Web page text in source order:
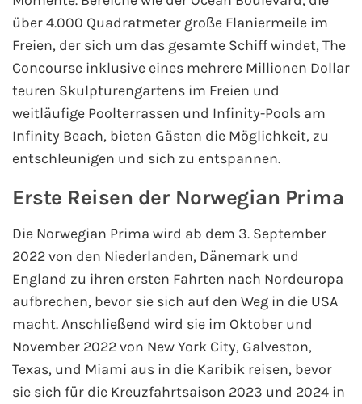
Flusskreuzfahrten
A-ROSA Flusskreuzfahrten
VIVA Cruises Flusskreuzfahrten
nicko cruises Flusskreuzfahrten
Plantours Flusskreuzfahrten
Phoenix Reisen Flusskreuzfahrten
Last Minute Flusskreuzfahrten
Fähren
Fähre buchen
über 4.000 Quadratmeter große Flaniermeile im
Freien, der sich um das gesamte Schiff windet, The
Concourse inklusive eines mehrere Millionen Dollar
teuren Skulpturengartens im Freien und
weitläufige Poolterrassen und Infinity-Pools am
Infinity Beach, bieten Gästen die Möglichkeit, zu
entschleunigen und sich zu entspannen.
Erste Reisen der Norwegian Prima
Die Norwegian Prima wird ab dem 3. September
2022 von den Niederlanden, Dänemark und
England zu ihren ersten Fahrten nach Nordeuropa
aufbrechen, bevor sie sich auf den Weg in die USA
macht. Anschließend wird sie im Oktober und
November 2022 von New York City, Galveston,
Texas, und Miami aus in die Karibik reisen, bevor
sie sich für die Kreuzfahrtsaison 2023 und 2024 in